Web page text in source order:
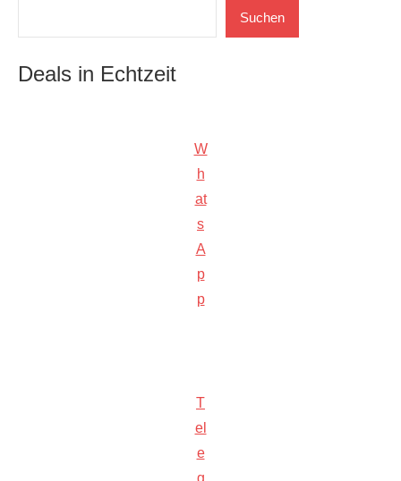
Suchen
Deals in Echtzeit
W
h
at
s
A
p
p
T
el
e